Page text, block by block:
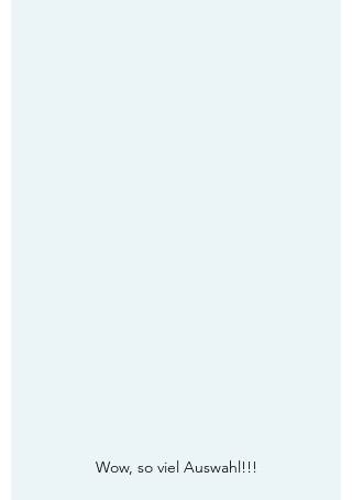
Wow, so viel Auswahl!!!